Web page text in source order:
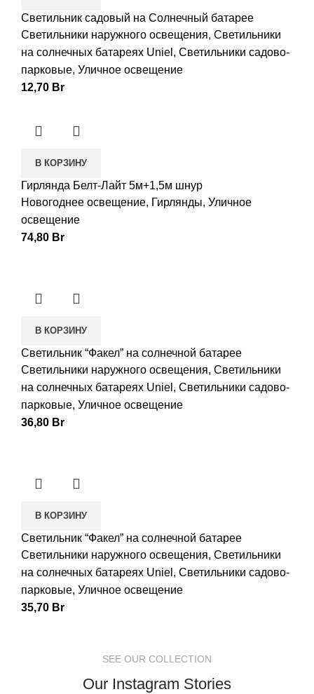
Светильник садовый на Солнечный батарее
Светильники наружного освещения, Светильники
на солнечных батареях Uniel , Светильники садово-
парковые, Уличное освещение
12,70 Br
В КОРЗИНУ
Гирлянда Белт-Лайт 5м+1,5м шнур
Новогоднее освещение, Гирлянды, Уличное
освещение
74,80 Br
В КОРЗИНУ
Светильник “Факел” на солнечной батарее
Светильники наружного освещения, Светильники
на солнечных батареях Uniel , Светильники садово-
парковые, Уличное освещение
36,80 Br
В КОРЗИНУ
Светильник “Факел” на солнечной батарее
Светильники наружного освещения, Светильники
на солнечных батареях Uniel , Светильники садово-
парковые, Уличное освещение
35,70 Br
SEE OUR COLLECTION
Our Instagram Stories